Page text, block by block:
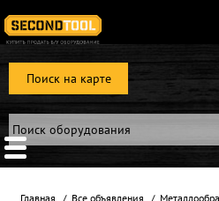
Поиск на карте
Главная Все объявления